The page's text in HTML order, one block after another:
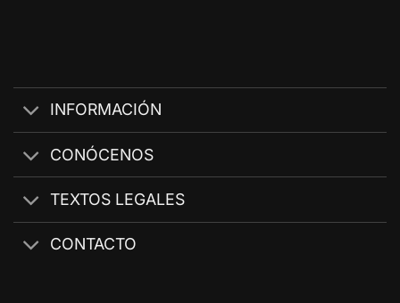
INFORMACIÓN
CONÓCENOS
TEXTOS LEGALES
CONTACTO